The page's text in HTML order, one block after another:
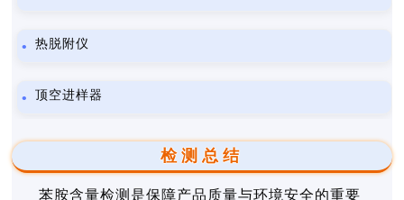
热脱附仪
顶空进样器
检测总结
苯胺含量检测是保障产品质量与环境安全的重要